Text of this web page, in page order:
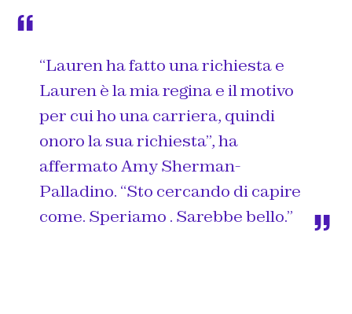
“Lauren ha fatto una richiesta e
Lauren è la mia regina e il motivo
per cui ho una carriera, quindi
onoro la sua richiesta”, ha
affermato Amy Sherman-
Palladino. “Sto cercando di capire
come. Speriamo . Sarebbe bello.”